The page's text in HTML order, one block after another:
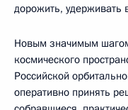
дорожить, удерживать
Новым значимым
космического
Российской
оперативно принять